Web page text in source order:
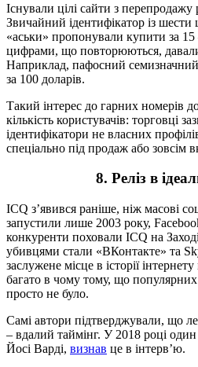
Існували цілі сайти з перепродажу
Звичайний ідентифікатор із шести
«аськи» пропонували купити за 15
цифрами, що повторюються,
Наприклад, пафосний
за 100 доларів.
Такий інтерес до гарних номерів
кількість користувачів: торговці
ідентифікатори не власних
спеціально під продаж або зовсім
8. Реліз в
ICQ з’явився раніше, ніж масові
запустили лише 2003 року,
конкуренти поховали ICQ на
убивцями стали «ВКонтакте» та
заслужене місце в історії
багато в чому тому, що популярних
просто не було.
Самі автори підтверджували, що
– вдалий таймінг. У 2018 році
Йосі Варді, визнав це в інтерв’ю.